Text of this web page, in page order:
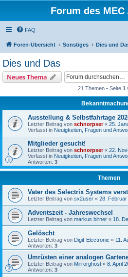
Forum des
FAQ
Foren-Übersicht Sonstiges Dies und
Dies und Das
Neues Thema
21 Themen • Seite 1
Ausstellung & Selbstfahrtage
Letzter Beitrag von schnorpser« 25.
Verfasst in Neuigkeiten, Fragen und
Mitglieder gesucht!
Letzter Beitrag von schnorpser« 22.
Verfasst in Neuigkeiten, Fragen und
Antworten: 3
Themen
Vater des Selectrix Systems
Letzter Beitrag von sx2user « 28.
Adventszeit - Jahreswechsel
Letzter Beitrag von markus birner « 18.
Gelöscht
Letzter Beitrag von Digit-Electronic « 11.
Antworten: 3
Umrüsten einer analogen
Letzter Beitrag von Mirrorghost « 8. April
Antworten: 3